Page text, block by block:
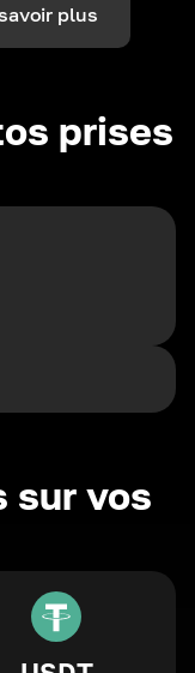
plus
prises
sur vos